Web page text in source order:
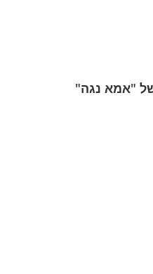
"אמא נגה"